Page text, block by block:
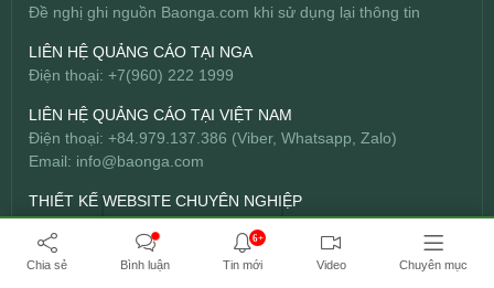
Đề nghị ghi nguồn Baonga.com khi sử dụng lại thông tin
LIÊN HỆ QUẢNG CÁO TẠI NGA
Điện thoại: +7(960) 222 1999
LIÊN HỆ QUẢNG CÁO TẠI VIỆT NAM
Điện thoại: +84.979.137.386 (Viber, Whatsapp, Zalo)
Email: info@baonga.com
THIẾT KẾ WEBSITE CHUYÊN NGHIỆP
Công ty TNHH Đầu tư Bách Hợp -BICWeb.vnTM
Chia sẻ Bình luận
6+
Tin mới Video Chuyên mục